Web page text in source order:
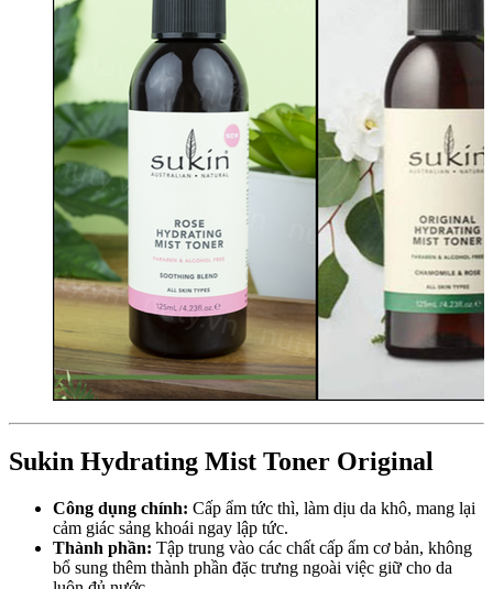
Sukin Hydrating Mist Toner Original
Công dụng chính: Cấp ẩm tức thì, làm dịu da khô, mang lại
cảm giác sảng khoái ngay lập tức.
Thành phần: Tập trung vào các chất cấp ẩm cơ bản, không
bổ sung thêm thành phần đặc trưng ngoài việc giữ cho da